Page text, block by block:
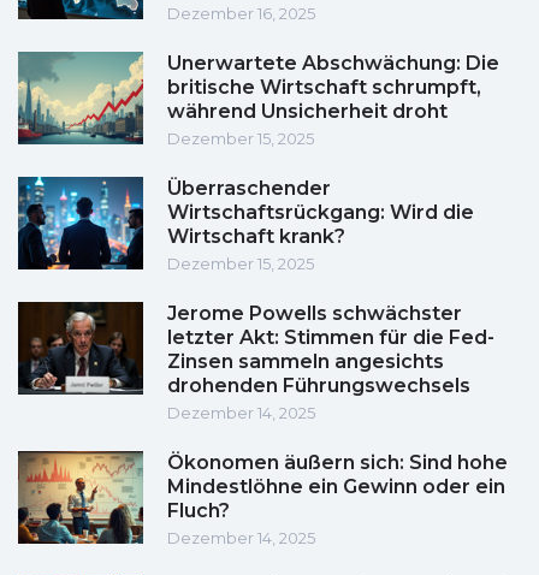
Dezember 16, 2025
Unerwartete Abschwächung: Die
britische Wirtschaft schrumpft,
während Unsicherheit droht
Dezember 15, 2025
Überraschender
Wirtschaftsrückgang: Wird die
Wirtschaft krank?
Dezember 15, 2025
Jerome Powells schwächster
letzter Akt: Stimmen für die Fed-
Zinsen sammeln angesichts
drohenden Führungswechsels
Dezember 14, 2025
Ökonomen äußern sich: Sind hohe
Mindestlöhne ein Gewinn oder ein
Fluch?
Dezember 14, 2025